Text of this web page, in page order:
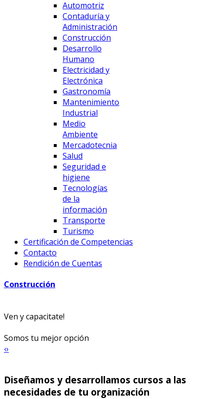
Automotriz
Contaduría y
Administración
Construcción
Desarrollo
Humano
Electricidad y
Electrónica
Gastronomía
Mantenimiento
Industrial
Medio
Ambiente
Mercadotecnia
Salud
Seguridad e
higiene
Tecnologías
de la
información
Transporte
Turismo
Certificación de Competencias
Contacto
Rendición de Cuentas
Construcción
Ven y capacitate!
Somos tu mejor opción
‹›
Diseñamos y desarrollamos cursos a las
necesidades de tu organización